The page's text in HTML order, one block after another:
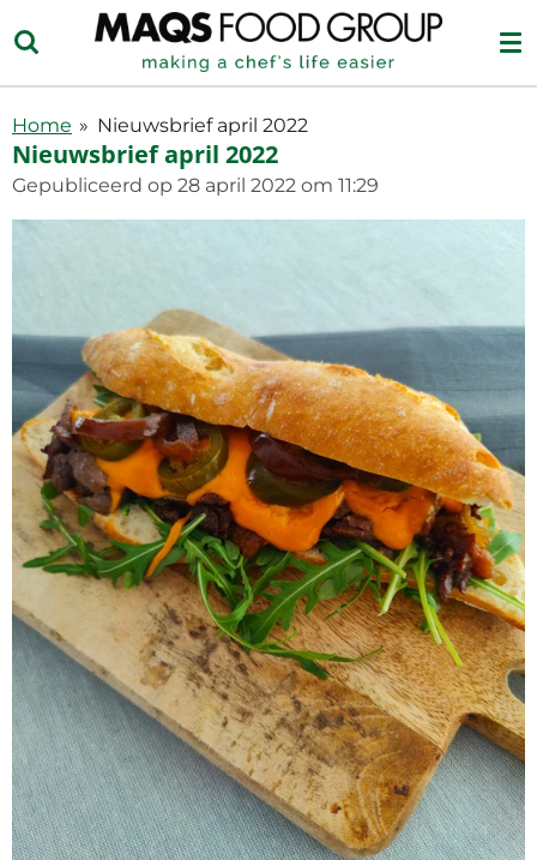
direct
naar
hoofdinhoud
Home » Nieuwsbrief april 2022
Nieuwsbrief april 2022
Gepubliceerd op 28 april 2022 om 11:29